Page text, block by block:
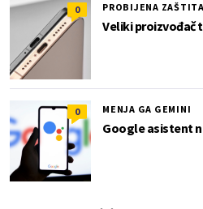
0 PROBIJENA ZAŠTITA
Veliki proizvođač
0 MENJA GA GEMINI
Google asistent